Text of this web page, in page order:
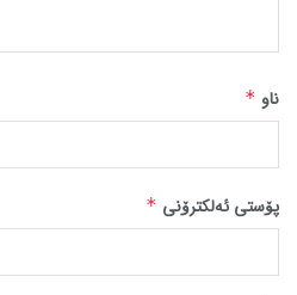
ناو *
پۆستی ئەلکترۆنی *